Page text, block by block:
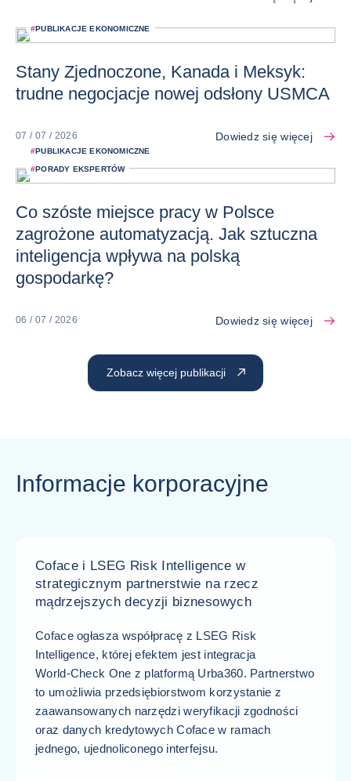
Zobacz więcej publikacji
#PUBLIKACJE EKONOMICZNE
Stany Zjednoczone, Kanada i Meksyk:
trudne negocjacje nowej odsłony USMCA
07 / 07 / 2026 Dowiedz się więcej
#PUBLIKACJE EKONOMICZNE
#PORADY EKSPERTÓW
Co szóste miejsce pracy w Polsce
zagrożone automatyzacją. Jak sztuczna
inteligencja wpływa na polską
gospodarkę?
06 / 07 / 2026 Dowiedz się więcej
Informacje korporacyjne
Coface i LSEG Risk Intelligence w
strategicznym partnerstwie na rzecz
mądrzejszych decyzji biznesowych
Coface ogłasza współpracę z LSEG Risk
Intelligence, której efektem jest integracja
World‑Check One z platformą Urba360. Partnerstwo
to umożliwia przedsiębiorstwom korzystanie z
zaawansowanych narzędzi weryfikacji zgodności
oraz danych kredytowych Coface w ramach
jednego, ujednoliconego interfejsu.